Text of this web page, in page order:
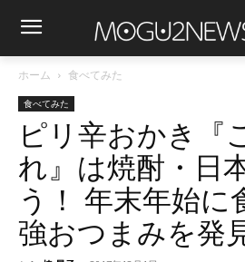
ホーム 食べてみた
食べてみた
ピリ辛おかき『
れ』は焼酎・日
う！ 年末年始に
強おつまみを発